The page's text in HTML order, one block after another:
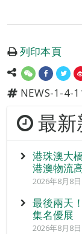
列印本頁
NEWS-1-4-
最新
港珠澳大
港澳物流
2026年8月8
最後兩天
集名優展
2026年8月8